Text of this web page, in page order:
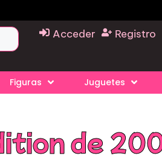
Acceder Registro
Figuras Juguetes
de